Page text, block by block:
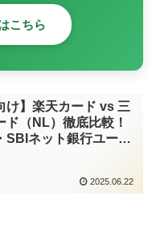
こちら
け】楽天カード vs 三
ド（NL）徹底比較！
SBIネット銀行ユーザ
2025.06.22